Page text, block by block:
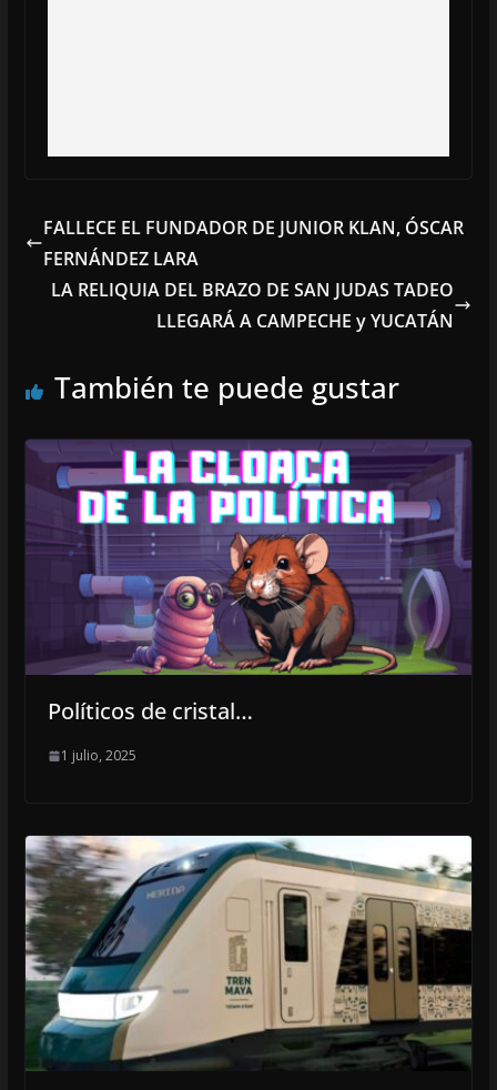
FALLECE EL FUNDADOR DE JUNIOR KLAN, ÓSCAR
FERNÁNDEZ LARA
LA RELIQUIA DEL BRAZO DE SAN JUDAS TADEO
LLEGARÁ A CAMPECHE y YUCATÁN
También te puede gustar
Políticos de cristal…
1 julio, 2025